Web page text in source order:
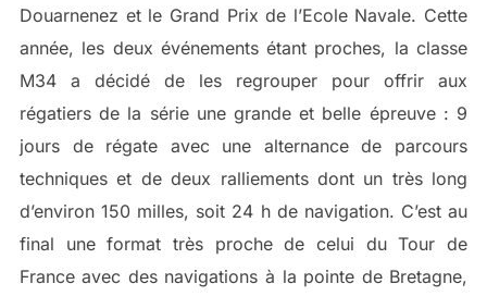
Douarnenez et le Grand Prix de l’Ecole Navale. Cette
année, les deux événements étant proches, la classe
M34 a décidé de les regrouper pour offrir aux
régatiers de la série une grande et belle épreuve : 9
jours de régate avec une alternance de parcours
techniques et de deux ralliements dont un très long
d’environ 150 milles, soit 24 h de navigation. C’est au
final une format très proche de celui du Tour de
France avec des navigations à la pointe de Bretagne,